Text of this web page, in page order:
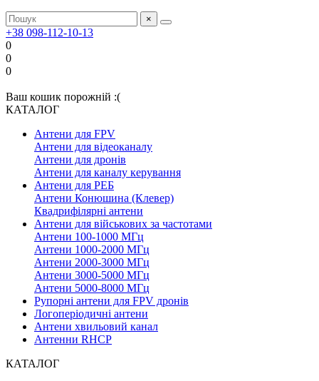
×
+38 098-112-10-13
0
0
0
Ваш кошик порожній :(
КАТАЛОГ
Антени для FPV
Антени для відеоканалу
Антени для дронів
Антени для каналу керування
Антени для РЕБ
Антени Конюшина (Клевер)
Квадрифілярні антени
Антени для військових за частотами
Антени 100-1000 МГц
Антени 1000-2000 МГц
Антени 2000-3000 МГц
Антени 3000-5000 МГц
Антени 5000-8000 МГц
Рупорні антени для FPV дронів
Логоперіодичні антени
Антени хвильовий канал
Антенни RHCP
КАТАЛОГ